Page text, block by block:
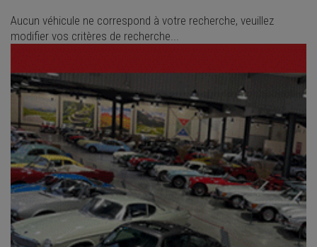
Aucun véhicule ne correspond à votre recherche, veuillez
modifier vos critères de recherche...